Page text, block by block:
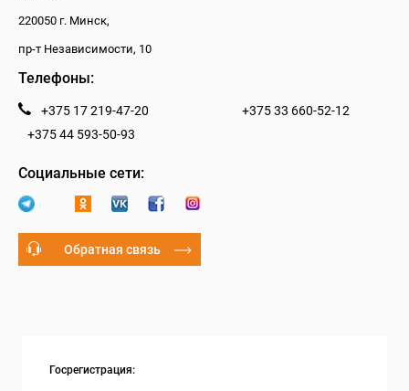
220050 г. Минск,
пр-т Независимости, 10
Телефоны:
+375 17 219-47-20
+375 33 660-52-12
+375 44 593-50-93
Социальные сети:
Обратная связь
Госрегистрация: